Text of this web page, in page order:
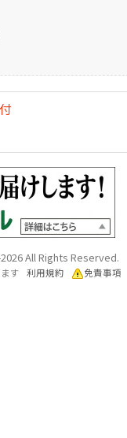
All Rights Reserved.
す 利用規約 免責事項